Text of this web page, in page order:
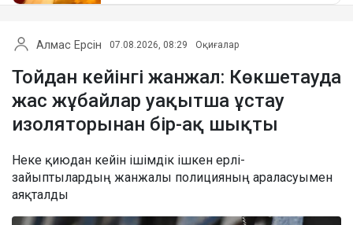
Алмас Ерсін 07.08.2026, 08:29 Оқиғалар
Тойдан кейінгі жанжал: Көкшетауда
жас жұбайлар уақытша ұстау
изоляторынан бір-ақ шықты
Неке қиюдан кейін ішімдік ішкен ерлі-
зайыптылардың жанжалы полицияның араласуымен
аяқталды